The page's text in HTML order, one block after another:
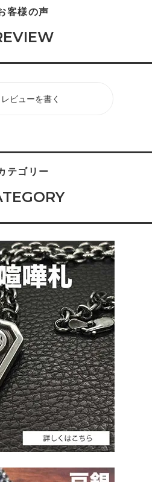
客様の声
レビューを書く
テゴリー